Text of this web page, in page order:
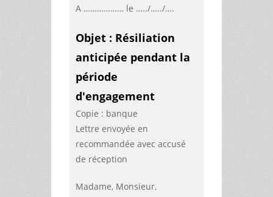
A ……………… le …../…../….
Objet : Résiliation
anticipée pendant la
période
d'engagement
Copie : banque
Lettre envoyée en
recommandée avec accusé
de réception
Madame, Monsieur,